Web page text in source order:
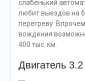
слабенький
любит выездов на
перегреву.
вождения
400 тыс. км.
Двигатель 3.2